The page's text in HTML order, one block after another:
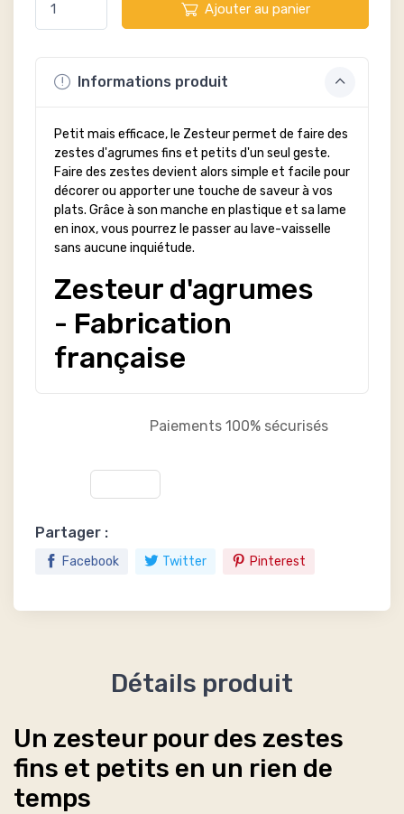
Ajouter au panier
Informations produit
Petit mais efficace, le Zesteur permet de faire des
zestes d'agrumes fins et petits d'un seul geste.
Faire des zestes devient alors simple et facile pour
décorer ou apporter une touche de saveur à vos
plats. Grâce à son manche en plastique et sa lame
en inox, vous pourrez le passer au lave-vaisselle
sans aucune inquiétude.
Zesteur d'agrumes
- Fabrication
française
Paiements 100% sécurisés
Partager :
Facebook Twitter Pinterest
Détails produit
Un zesteur pour des zestes
fins et petits en un rien de
temps